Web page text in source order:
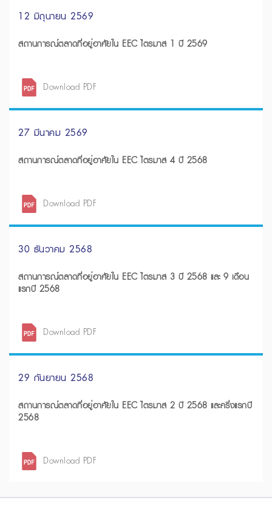
12 มิถุนายน 2569
สถานการณ์ตลาดที่อยู่อาศัยใน EEC ไตรมาส 1 ปี 2569
Download PDF
27 มีนาคม 2569
สถานการณ์ตลาดที่อยู่อาศัยใน EEC ไตรมาส 4 ปี 2568
Download PDF
30 ธันวาคม 2568
สถานการณ์ตลาดที่อยู่อาศัยใน EEC ไตรมาส 3 ปี 2568 และ 9 เดือน
แรกปี 2568
Download PDF
29 กันยายน 2568
สถานการณ์ตลาดที่อยู่อาศัยใน EEC ไตรมาส 2 ปี 2568 และครึ่งแรกปี
2568
Download PDF